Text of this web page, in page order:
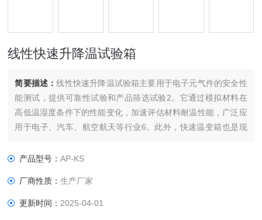
线性快速升降温试验箱
简要描述：线性快速升降温试验箱主要用于电子元气件的安全性
能测试，提供可靠性试验和产品筛选试验‌2。它通过模拟材料在
高低温湿度条件下的性能变化，加速评估材料耐温性能，广泛应
用于电子、汽车、航空航天等行业‌6。此外，快速温变箱也是现
验证产品在温度快速变化条件下的耐受能力‌。
产品型号：AP-KS
厂商性质：生产厂家
更新时间： 2025-04-01